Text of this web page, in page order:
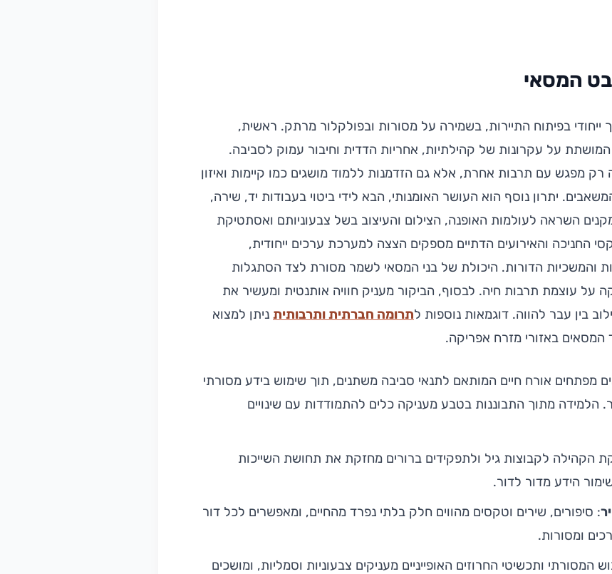
המסאי
בפיתוח התיירות, בשמירה על מסורות ובפולקלור מרתק. ראשית,
המושתת על עקרונות של קהילתיות, אחריות הדדית וחיבור עמוק לסביבה.
רק מפגש עם תרבות אחרת, אלא גם הזדמנות ללמוד מושגים כמו קיימות ואיזון
יתרון נוסף הוא העושר האומנותי, הבא לידי ביטוי בעבודות יד, שירה,
השראה לעולמות האופנה, הצילום והעיצוב בשל צבעוניותם ואסתטיקת
החניכה והאירועים הדתיים מספקים הצצה למערכת ערכים ייחודית,
והמשכיות הדורות. היכולת של בני המסאי לשמר מסורת לצד הסתגלות
עוצמת תרבות חיה. לבסוף, הביקור מעניק חוויה אותנטית ומעשיר את
בין עבר להווה. דוגמאות נוספות לתרומה חברתית ותרבותית ניתן למצוא
באזורי מזרח אפריקה.
מפתחים אורח חיים המותאם לתנאי סביבה משתנים, תוך שימוש בידע מסורתי
הלמידה מתוך התבוננות בטבע מעניקה כלים להתמודדות עם שינויים
הקהילה לקבוצות גיל ולתפקידים ברורים מחזקת את תחושת השייכות
הידע מדור לדור.
: סיפורים, שירים וטקסים מהווים חלק בלתי נפרד מהחיים, ומאפשרים לכל דור
ומסורות.
המסורתי ותכשיטי החרוזים האופייניים מעניקים צבעוניות וסמליות, ומושכים